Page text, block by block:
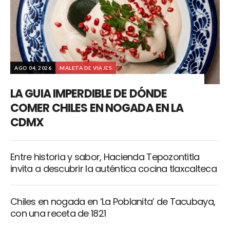
AGO 04, 2026 MALETA DE VIAJES
LA GUIA IMPERDIBLE DE DÓNDE
COMER CHILES EN NOGADA EN LA
CDMX
Entre historia y sabor, Hacienda Tepozontitla
invita a descubrir la auténtica cocina tlaxcalteca
Chiles en nogada en ‘La Poblanita’ de Tacubaya,
con una receta de 1821